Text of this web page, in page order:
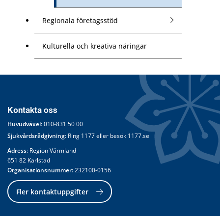
Regionala företagsstöd
Kulturella och kreativa näringar
Kontakta oss
Huvudväxel: 010-831 50 00
Sjukvårdsrådgivning: Ring 1177 eller besök 1177.se
Adress: Region Värmland
651 82 Karlstad
Organisationsnummer: 232100-0156
Fler kontaktuppgifter